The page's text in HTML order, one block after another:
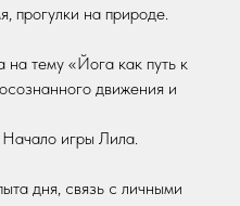
прогулки на природе.
тему «Йога как путь к
движения и
игры Лила.
дня, связь с личными